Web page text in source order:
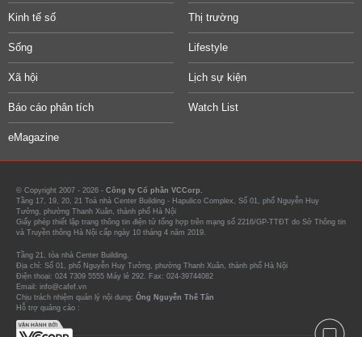
Kinh tế số Thị trường
Sống Lifestyle
Xã hội Lịch sự kiện
Báo cáo phân tích Watch List
eMagazine
© Copyright 2007 - 2026 - Công ty Cổ phần VCCorp.
Tầng 17, 19, 20, 21 Toà nhà Center Building - Hapulico Complex, Số 01, phố Nguyễn Huy
Tưởng, phường Thanh Xuân, thành phố Hà Nội
Giấy phép thiết lập trang thông tin điện tử tổng hợp trên mạng số 2216/GP-TTĐT do Sở Thông tin
và Truyền thông Hà Nội cấp ngày 10 tháng 4 năm 2019.
Tầng 21, tòa nhà Center Building.
Địa chỉ: Số 01, phố Nguyễn Huy Tưởng, phường Thanh Xuân, thành phố Hà Nội
Điện thoại: 024 7309 5555 Máy lẻ 292. Fax: 024-39744082
Email: info@cafef.vn
Chịu trách nhiệm quản lý nội dung: Ông Nguyễn Thế Tân
Hỗ trợ quảng cáo :